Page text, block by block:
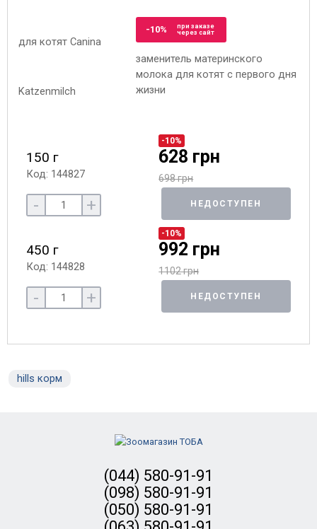
-10%
при заказе
через сайт
заменитель материнского
молока для котят с первого дня
жизни
150 г
Код: 144827
-10%
628 грн
698 грн
- + НЕДОСТУПЕН
450 г
Код: 144828
-10%
992 грн
1102 грн
- + НЕДОСТУПЕН
hills корм
(044) 580-91-91
(098) 580-91-91
(050) 580-91-91